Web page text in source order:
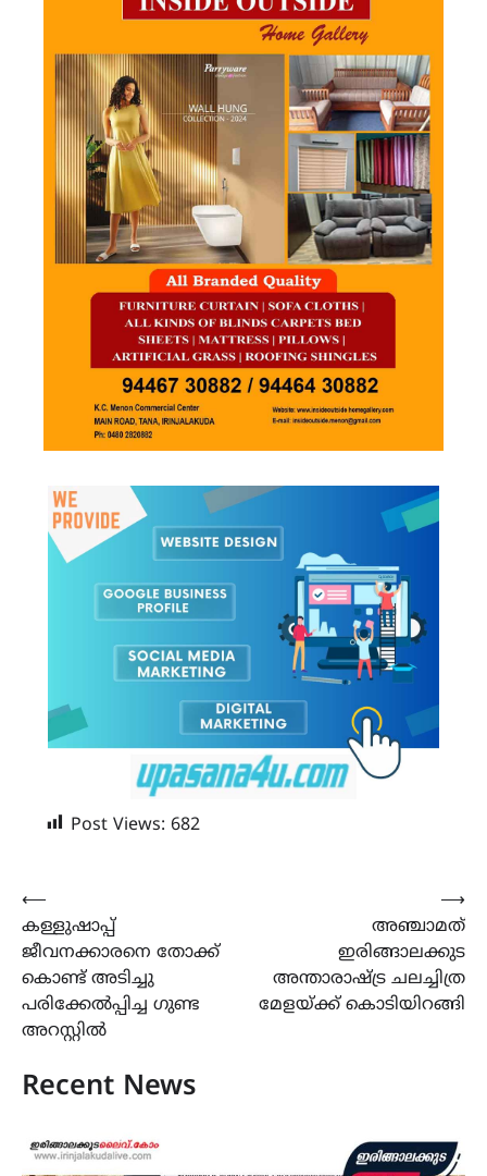
Post Views: 682
Post
navigation
⟵
കള്ളുഷാപ്പ്
ജീവനക്കാരനെ തോക്ക്
കൊണ്ട് അടിച്ചു
പരിക്കേൽപ്പിച്ച ഗുണ്ട
അറസ്റ്റിൽ
അഞ്ചാമത്
ഇരിങ്ങാലക്കുട
അന്താരാഷ്ട്ര ചലച്ചിത്ര
മേളയ്ക്ക് കൊടിയിറങ്ങി
⟶
Recent News